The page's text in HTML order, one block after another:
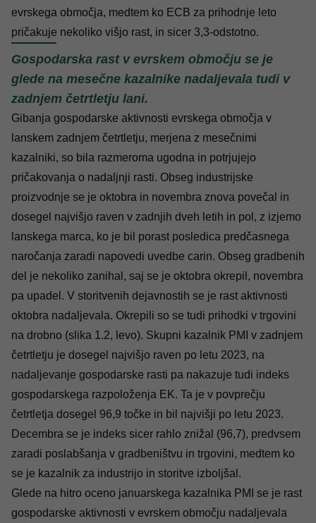
evrskega območja, medtem ko ECB za prihodnje leto
pričakuje nekoliko višjo rast, in sicer 3,3-odstotno.
Gospodarska rast v evrskem območju se je
glede na mesečne kazalnike nadaljevala tudi v
zadnjem četrtletju lani.
Gibanja gospodarske aktivnosti evrskega območja v
lanskem zadnjem četrtletju, merjena z mesečnimi
kazalniki, so bila razmeroma ugodna in potrjujejo
pričakovanja o nadaljnji rasti. Obseg industrijske
proizvodnje se je oktobra in novembra znova povečal in
dosegel najvišjo raven v zadnjih dveh letih in pol, z izjemo
lanskega marca, ko je bil porast posledica predčasnega
naročanja zaradi napovedi uvedbe carin. Obseg gradbenih
del je nekoliko zanihal, saj se je oktobra okrepil, novembra
pa upadel. V storitvenih dejavnostih se je rast aktivnosti
oktobra nadaljevala. Okrepili so se tudi prihodki v trgovini
na drobno (slika 1.2, levo). Skupni kazalnik PMI v zadnjem
četrtletju je dosegel najvišjo raven po letu 2023, na
nadaljevanje gospodarske rasti pa nakazuje tudi indeks
gospodarskega razpoloženja EK. Ta je v povprečju
četrtletja dosegel 96,9 točke in bil najvišji po letu 2023.
Decembra se je indeks sicer rahlo znižal (96,7), predvsem
zaradi poslabšanja v gradbeništvu in trgovini, medtem ko
se je kazalnik za industrijo in storitve izboljšal.
Glede na hitro oceno januarskega kazalnika PMI se je rast
gospodarske aktivnosti v evrskem območju nadaljevala